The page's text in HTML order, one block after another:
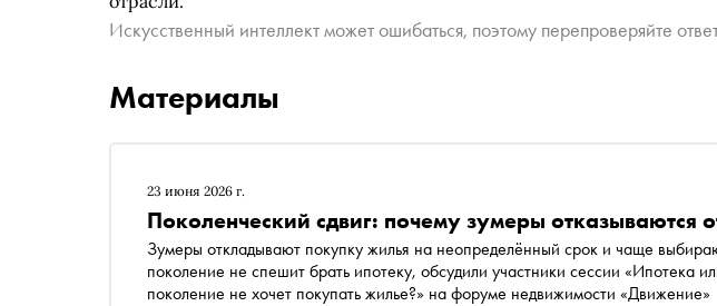
Искусственный интеллект может ошибаться, поэтому перепроверяйте
Материалы
23 июня 2026 г.
Поколенческий сдвиг: почему зумеры отказываются
Зумеры откладывают покупку жилья на неопределённый срок и чаще
поколение не спешит брать ипотеку, обсудили участники сессии «Ипотека
поколение не хочет покупать жилье?» на форуме недвижимости «Движение»